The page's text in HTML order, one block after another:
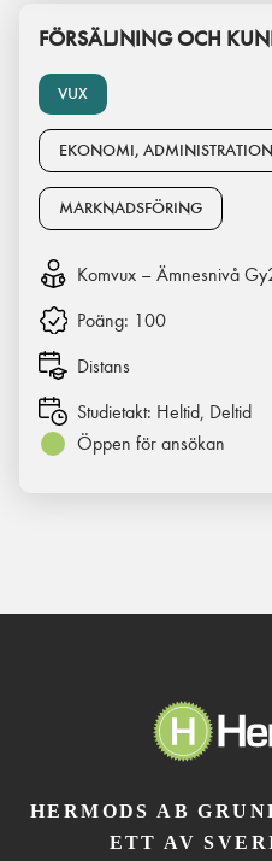
VUX
FÖRSÄLJNING OCH
EKONOMI,
MARKNADSFÖRING
Komvux – Ämnesnivå
Poäng: 100
Distans
Studietakt: Heltid, Deltid
Öppen för ansökan
HERMODS AB
ETT AV